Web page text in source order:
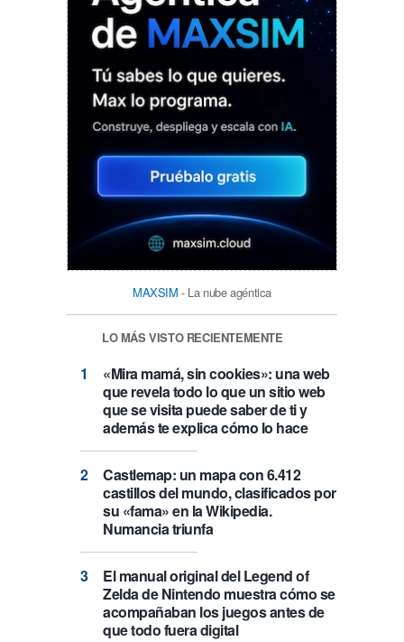
MAXSIM - La nube agéntica
LO MÁS VISTO RECIENTEMENTE
«Mira mamá, sin cookies»: una web
que revela todo lo que un sitio web
que se visita puede saber de ti y
además te explica cómo lo hace
Castlemap: un mapa con 6.412
castillos del mundo, clasificados por
su «fama» en la Wikipedia.
Numancia triunfa
El manual original del Legend of
Zelda de Nintendo muestra cómo se
acompañaban los juegos antes de
que todo fuera digital